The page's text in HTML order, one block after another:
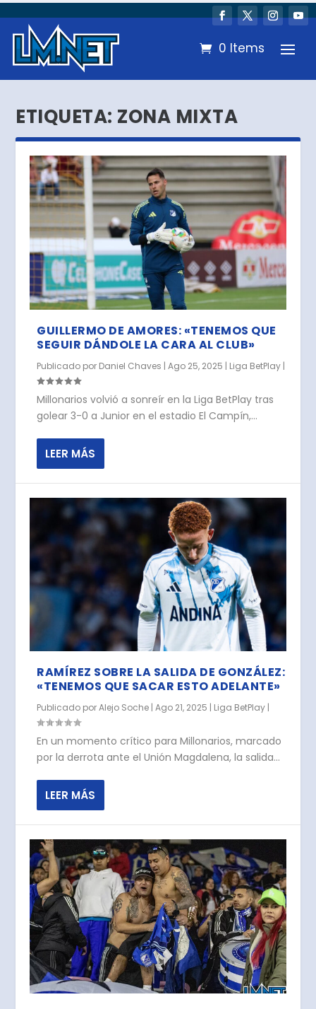
0 Items
ETIQUETA: ZONA MIXTA
GUILLERMO DE AMORES: «TENEMOS QUE
SEGUIR DÁNDOLE LA CARA AL CLUB»
Publicado por Daniel Chaves |Ago 25, 2025 | Liga BetPlay |
Millonarios volvió a sonreír en la Liga BetPlay tras
golear 3-0 a Junior en el estadio El Campín,...
LEER MÁS
RAMÍREZ SOBRE LA SALIDA DE GONZÁLEZ:
«TENEMOS QUE SACAR ESTO ADELANTE»
Publicado porAlejo Soche |Ago 21, 2025 | Liga BetPlay |
En un momento crítico para Millonarios, marcado
por la derrota ante el Unión Magdalena, la salida...
LEER MÁS